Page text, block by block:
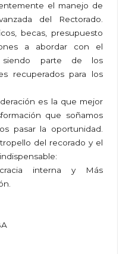
el manejo de
del Rectorado.
becas, presupuesto
a abordar con el
siendo parte de los
recuperados para los
es la que mejor
que soñamos
pasar la oportunidad.
del recorado y el
interna y Más